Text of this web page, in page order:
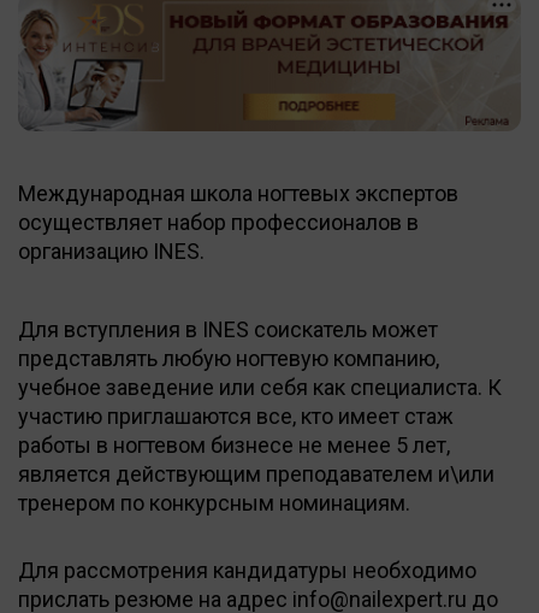
Международная школа ногтевых экспертов
осуществляет набор профессионалов в
организацию INES.
Для вступления в INES соискатель может
представлять любую ногтевую компанию,
учебное заведение или себя как специалиста. К
участию приглашаются все, кто имеет стаж
работы в ногтевом бизнесе не менее 5 лет,
является действующим преподавателем и\или
тренером по конкурсным номинациям.
Для рассмотрения кандидатуры необходимо
прислать резюме на адрес info@nailexpert.ru до